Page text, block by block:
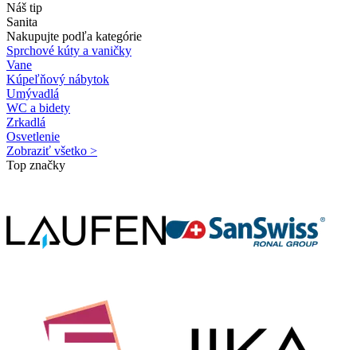
Náš tip
Sanita
Nakupujte podľa kategórie
Sprchové kúty a vaničky
Vane
Kúpeľňový nábytok
Umývadlá
WC a bidety
Zrkadlá
Osvetlenie
Zobraziť všetko >
Top značky